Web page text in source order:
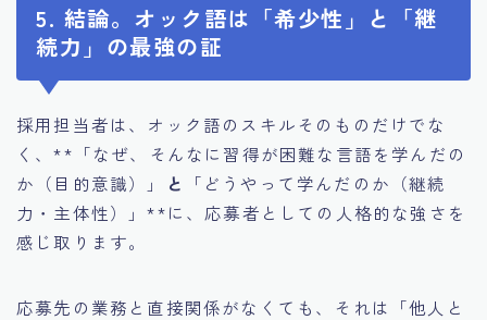
5. 結論。オック語は「希少性」と「継
続力」の最強の証
採用担当者は、オック語のスキルそのものだけでな
く、**「なぜ、そんなに習得が困難な言語を学んだの
か（目的意識）」
と
「どうやって学んだのか（継続
力・主体性）」**に、応募者としての人格的な強さを
感じ取ります。
応募先の業務と直接関係がなくても、それは「他人と